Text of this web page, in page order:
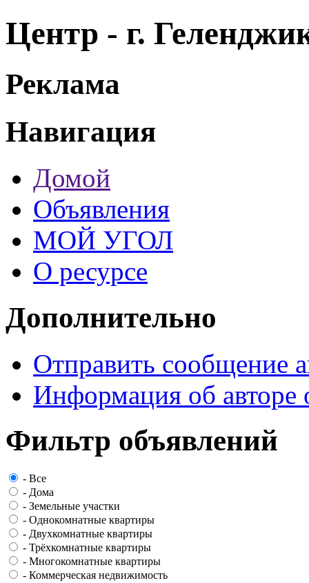
Центр - г.
Реклама
Навигация
Домой
Объявления
МОЙ УГОЛ
О ресурсе
Дополнительно
Отправить сообщение
Информация об авторе
Фильтр объявлений
- Все
- Дома
- Земельные участки
- Однокомнатные квартиры
- Двухкомнатные квартиры
- Трёхкомнатные квартиры
- Многокомнатные квартиры
- Коммерческая недвижимость